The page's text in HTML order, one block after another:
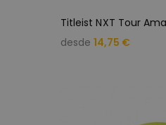
desde 14,75 €